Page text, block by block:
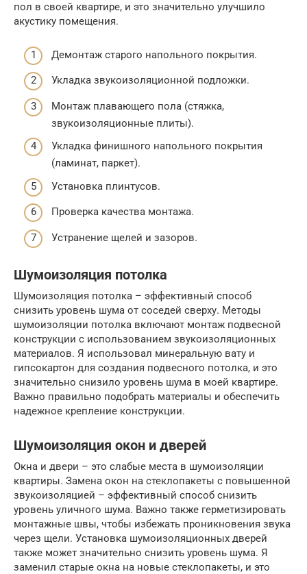
пол в своей квартире, и это значительно улучшило
акустику помещения.
Демонтаж старого напольного покрытия.
Укладка звукоизоляционной подложки.
Монтаж плавающего пола (стяжка,
звукоизоляционные плиты).
Укладка финишного напольного покрытия
(ламинат, паркет).
Установка плинтусов.
Проверка качества монтажа.
Устранение щелей и зазоров.
Шумоизоляция потолка
Шумоизоляция потолка – эффективный способ
снизить уровень шума от соседей сверху. Методы
шумоизоляции потолка включают монтаж подвесной
конструкции с использованием звукоизоляционных
материалов. Я использовал минеральную вату и
гипсокартон для создания подвесного потолка, и это
значительно снизило уровень шума в моей квартире.
Важно правильно подобрать материалы и обеспечить
надежное крепление конструкции.
Шумоизоляция окон и дверей
Окна и двери – это слабые места в шумоизоляции
квартиры. Замена окон на стеклопакеты с повышенной
звукоизоляцией – эффективный способ снизить
уровень уличного шума. Важно также герметизировать
монтажные швы, чтобы избежать проникновения звука
через щели. Установка шумоизоляционных дверей
также может значительно снизить уровень шума. Я
заменил старые окна на новые стеклопакеты, и это